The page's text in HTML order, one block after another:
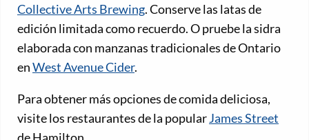
Collective Arts Brewing. Conserve las latas de
edición limitada como recuerdo. O pruebe la sidra
elaborada con manzanas tradicionales de Ontario
enWest Avenue Cider.
Para obtener más opciones de comida deliciosa,
visite los restaurantes de la popularJames Street